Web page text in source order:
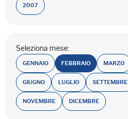
2007
Seleziona mese:
GENNAIO FEBBRAIO MARZO
GIUGNO LUGLIO SETTEMBRE
NOVEMBRE DICEMBRE